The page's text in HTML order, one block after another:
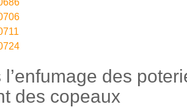
l’enfumage des
des copeaux